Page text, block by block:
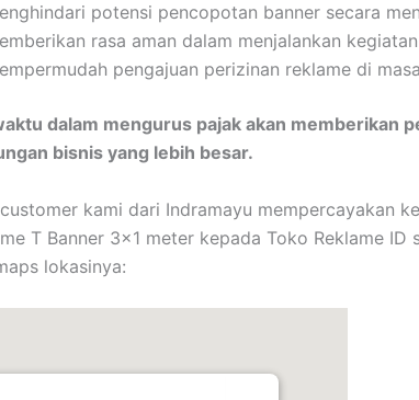
potensi pencopotan banner secara
rasa aman dalam menjalankan
pengajuan perizinan reklame di
dalam mengurus pajak akan memberikan
bisnis yang lebih besar.
kami dari Indramayu mempercayakan
T Banner 3×1 meter kepada Toko Reklame ID
lokasinya: